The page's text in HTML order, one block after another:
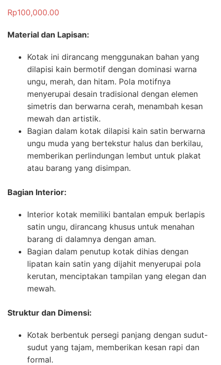
Rp100,000.00
Material dan Lapisan:
Kotak ini dirancang menggunakan bahan yang
dilapisi kain bermotif dengan dominasi warna
ungu, merah, dan hitam. Pola motifnya
menyerupai desain tradisional dengan elemen
simetris dan berwarna cerah, menambah kesan
mewah dan artistik.
Bagian dalam kotak dilapisi kain satin berwarna
ungu muda yang bertekstur halus dan berkilau,
memberikan perlindungan lembut untuk plakat
atau barang yang disimpan.
Bagian Interior:
Interior kotak memiliki bantalan empuk berlapis
satin ungu, dirancang khusus untuk menahan
barang di dalamnya dengan aman.
Bagian dalam penutup kotak dihias dengan
lipatan kain satin yang dijahit menyerupai pola
kerutan, menciptakan tampilan yang elegan dan
mewah.
Struktur dan Dimensi:
Kotak berbentuk persegi panjang dengan sudut-
sudut yang tajam, memberikan kesan rapi dan
formal.